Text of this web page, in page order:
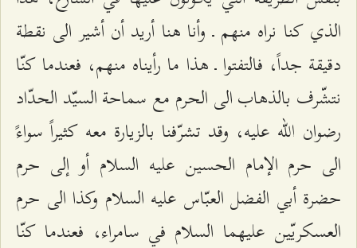
الذي كنا نراه منهم ـ وأنا هنا أريد أن أشير الى نقطة
دقيقة جداً، فالتفتوا ـ هذا ما رأيناه منهم، فعندما كنّا
نتشّرف بالذهاب الى الحرم مع سماحة السيّد الحدّاد
رضوان الله عليه، وقد تشرّفنا بالزيارة معه كثيراً سواءً
الى حرم الإمام الحسين عليه السلام أو إلى حرم
حضرة أبي الفضل العبّاس عليه السلام وكذا الى حرم
العسكريّين عليهما السلام في سامراء، فعندما كنّا